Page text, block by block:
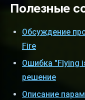
Полезные
Обсуждение
Fire
Ошибка "Flying
решение
Описание